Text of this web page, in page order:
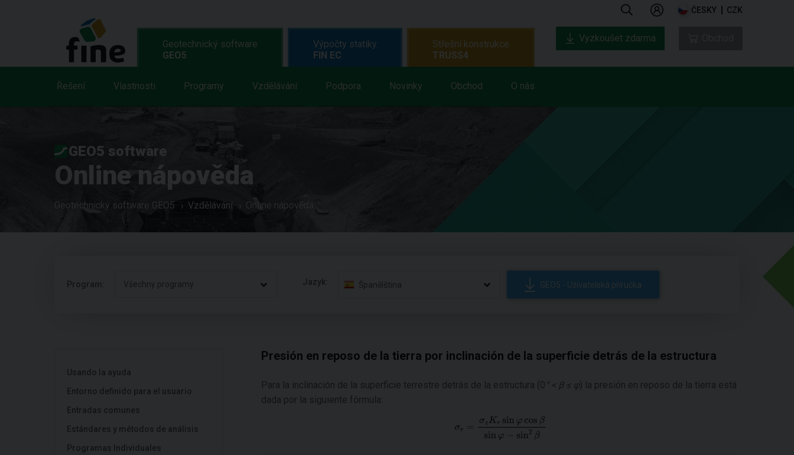
ČESKY CZK
Geotechnický software
GEO5
Řešení Vlastnosti Programy Vzdělávání Podpora Novinky Obchod O nás
Výpočty statiky
FIN EC
Střešní konstrukce
TRUSS4
Vyzkoušet zdarma
GEO5 software
Online nápověda
Geotechnický software GEO5 Vzdělávání Online nápověda
Program: Všechny programy Jazyk: Španělština GEO5 - Uživatelská příručka
Usando la ayuda
Entorno definido para el usuario
Entradas comunes
Estándares y métodos de análisis
Programas Individuales
Presión en reposo de la tierra por inclinación de la superficie detrás de la estructura
Para la inclinación de la superficie terrestre detrás de la estructura (0 ° < β ≤ φ) la presión en reposo de la tierra está
dada por la siguiente fórmula: